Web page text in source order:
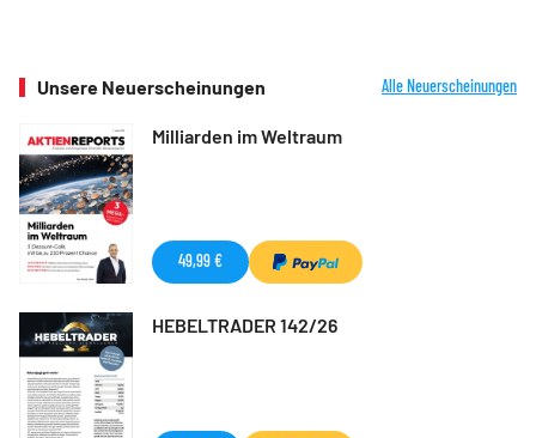
Unsere Neuerscheinungen Alle Neuerscheinungen
Milliarden im Weltraum
49,99 €
HEBELTRADER 142/26